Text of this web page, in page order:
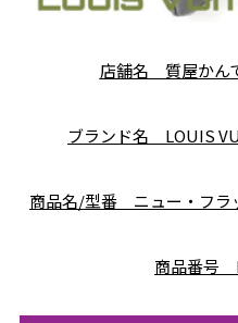
店舗名 質屋かん
ブランド名 LOUIS
商品名/型番 ニュー・フラ
商品番号